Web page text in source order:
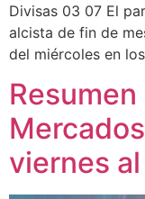
Divisas 03 07 El
alcista de fin de
del miércoles en
viernes al